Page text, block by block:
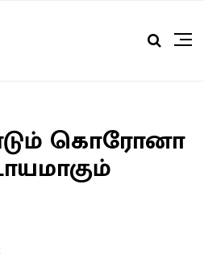
கொரோனா